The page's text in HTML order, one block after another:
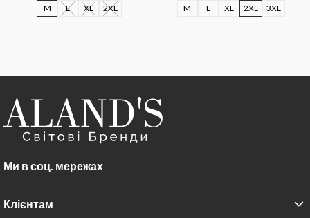
M L XL 2XL M L XL 2XL 3XL
Ми в соц. мережах
Клієнтам